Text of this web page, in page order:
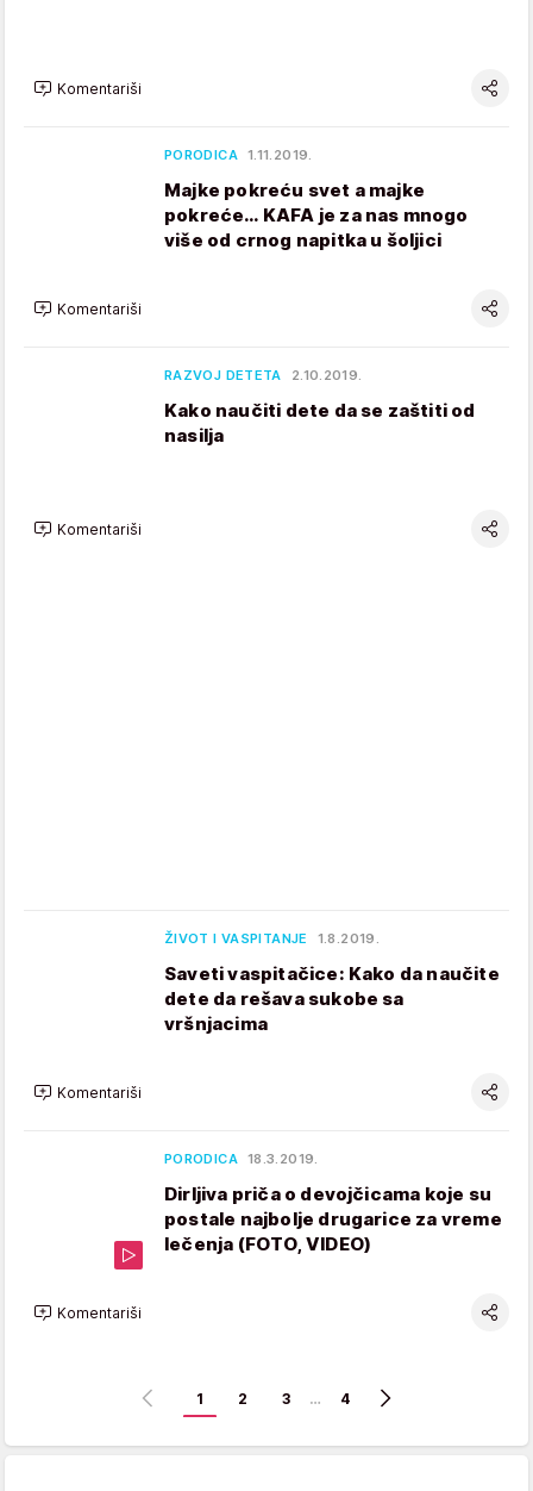
Komentariši
PORODICA 1.11.2019.
Majke pokreću svet a majke
pokreće… KAFA je za nas mnogo
više od crnog napitka u šoljici
Komentariši
RAZVOJ DETETA 2.10.2019.
Kako naučiti dete da se zaštiti od
nasilja
Komentariši
ŽIVOT I VASPITANJE 1.8.2019.
Saveti vaspitačice: Kako da naučite
dete da rešava sukobe sa
vršnjacima
Komentariši
PORODICA 18.3.2019.
Dirljiva priča o devojčicama koje su
postale najbolje drugarice za vreme
lečenja (FOTO, VIDEO)
Komentariši
1 2 3 … 4